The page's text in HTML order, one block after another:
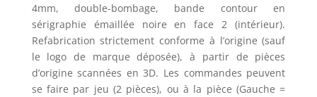
4mm, double-bombage, bande contour en
sérigraphie émaillée noire en face 2 (intérieur).
Refabrication strictement conforme à l’origine (sauf
le logo de marque déposée), à partir de pièces
d’origine scannées en 3D. Les commandes peuvent
se faire par jeu (2 pièces), ou à la pièce (Gauche =